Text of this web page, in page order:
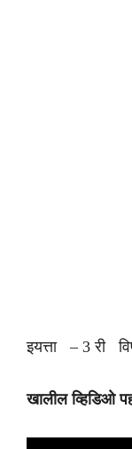
इयत्ता – 3 री
खालील व्हिडिओ